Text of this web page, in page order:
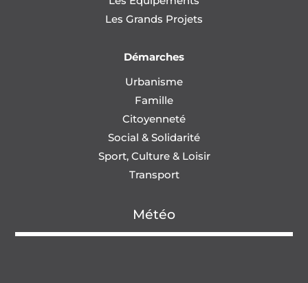
Les Grands Projets
Démarches
Urbanisme
Famille
Citoyenneté
Social & Solidarité
Sport, Culture & Loisir
Transport
Météo